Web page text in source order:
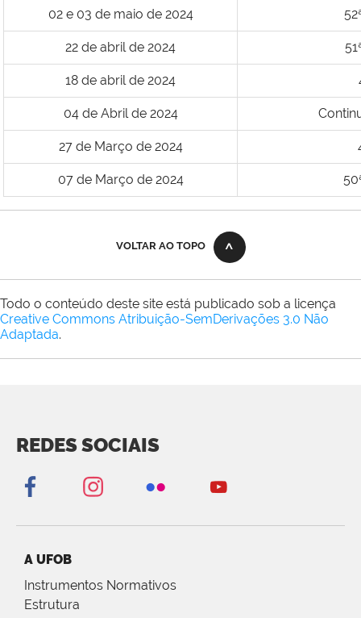
02 e 03 de maio de 2024
22 de abril de 2024
18 de abril de 2024
04 de Abril de 2024
27 de Março de 2024
07 de Março de 2024
VOLTAR AO TOPO
Todo o conteúdo deste site está publicado sob a licença
Creative Commons Atribuição-SemDerivações 3.0 Não
Adaptada.
REDES SOCIAIS
A UFOB
Instrumentos Normativos
Estrutura